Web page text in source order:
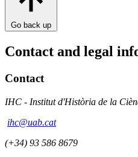
Go back up
Contact and legal
Contact
IHC - Institut d'Història de la
ihc@uab.cat
(+34) 93 586 8679